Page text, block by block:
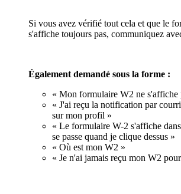
Si vous avez vérifié tout cela et que le
s'affiche toujours pas, communiquez
Également demandé sous la forme :
« Mon formulaire W2 ne s'affiche
« J'ai reçu la notification par
sur mon profil »
« Le formulaire W-2 s'affiche
se passe quand je clique dessus »
« Où est mon W2 »
« Je n'ai jamais reçu mon W2